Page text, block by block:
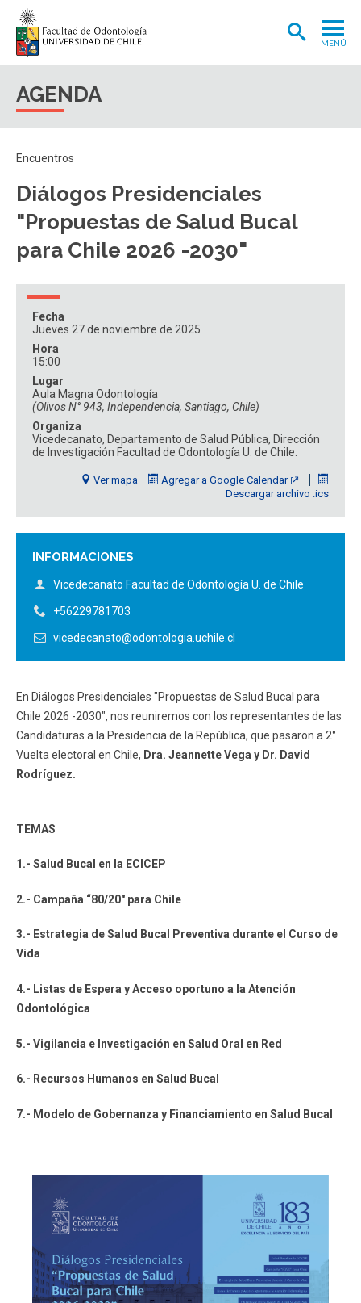
MENÚ
INTERNACIONAL
FUNCIONARIOS EGRESADOS
AGENDA
Encuentros
Diálogos Presidenciales
"Propuestas de Salud Bucal
para Chile 2026 -2030"
INFORMACIONES
Vicedecanato Facultad de Odontología U. de Chile
+56229781703
vicedecanato@odontologia.uchile.cl
Fecha
Jueves 27 de noviembre de 2025
Hora
15:00
Lugar
Aula Magna Odontología
(Olivos N° 943, Independencia, Santiago, Chile)
Organiza
Vicedecanato, Departamento de Salud Pública, Dirección
de Investigación Facultad de Odontología U. de Chile.
Ver mapa
Agregar a Google Calendar
Descargar archivo .ics
En Diálogos Presidenciales "Propuestas de Salud Bucal para
Chile 2026 -2030", nos reuniremos con los representantes de las
Candidaturas a la Presidencia de la República, que pasaron a 2°
Vuelta electoral en Chile, Dra. Jeannette Vega y Dr. David
Rodríguez.
TEMAS
1.- Salud Bucal en la ECICEP
2.- Campaña “80/20" para Chile
3.- Estrategia de Salud Bucal Preventiva durante el Curso de
Vida
4.- Listas de Espera y Acceso oportuno a la Atención
Odontológica
5.- Vigilancia e Investigación en Salud Oral en Red
6.- Recursos Humanos en Salud Bucal
7.- Modelo de Gobernanza y Financiamiento en Salud Bucal